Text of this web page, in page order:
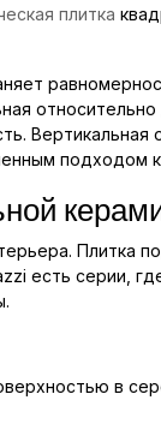
плитка
Вертикальная
подходом
Плитка
есть серии,
в